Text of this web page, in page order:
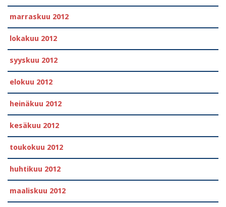
marraskuu 2012
lokakuu 2012
syyskuu 2012
elokuu 2012
heinäkuu 2012
kesäkuu 2012
toukokuu 2012
huhtikuu 2012
maaliskuu 2012